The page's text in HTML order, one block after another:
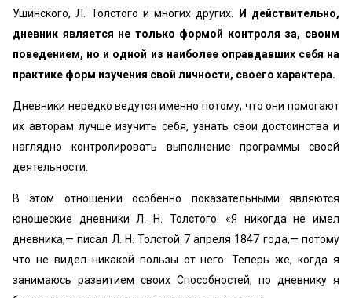
Ушинского, Л. Толстого и многих других.
И действительно,
дневник является не только формой контроля за, своим
поведением, но и одной из наиболее оправдавших себя на
практике форм изучения свой личности, своего характера.
Дневники нередко ведутся именно потому, что они помогают
их авторам лучше изучить себя, узнать свои достоинства и
наглядно контролировать выполнение программы своей
деятельности.
В этом отношении особенно показательными являются
юношеские дневники Л. Н. Толстого. «Я никогда не имел
дневника,— писал Л. Н. Толстой 7 апреля 1847 года,— потому
что не видел никакой пользы от него. Теперь же, когда я
занимаюсь развитием своих Способностей, по дневнику я